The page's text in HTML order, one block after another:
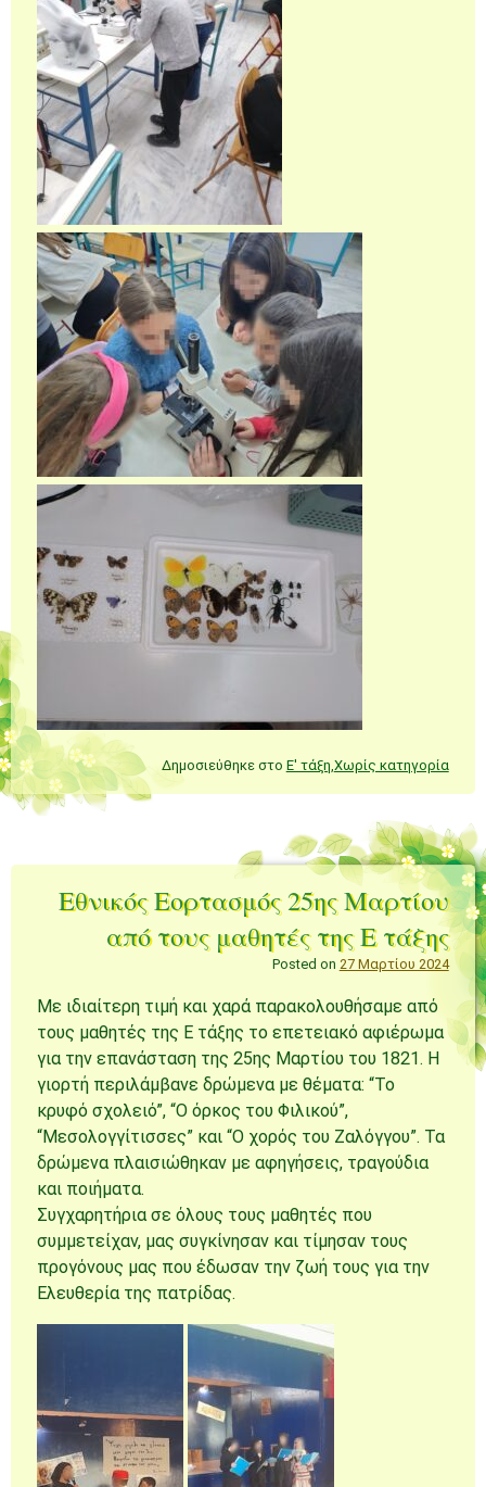
Δημοσιεύθηκε στο Ε' τάξη,Χωρίς κατηγορία
Εθνικός Εορτασμός 25ης Μαρτίου
από τους μαθητές της Ε τάξης
Posted on 27 Μαρτίου 2024
Με ιδιαίτερη τιμή και χαρά παρακολουθήσαμε από
τους μαθητές της Ε τάξης το επετειακό αφιέρωμα
για την επανάσταση της 25ης Μαρτίου του 1821. Η
γιορτή περιλάμβανε δρώμενα με θέματα: “Το
κρυφό σχολειό”, “Ο όρκος του Φιλικού”,
“Μεσολογγίτισσες” και “Ο χορός του Ζαλόγγου”. Τα
δρώμενα πλαισιώθηκαν με αφηγήσεις, τραγούδια
και ποιήματα.
Συγχαρητήρια σε όλους τους μαθητές που
συμμετείχαν, μας συγκίνησαν και τίμησαν τους
προγόνους μας που έδωσαν την ζωή τους για την
Ελευθερία της πατρίδας.